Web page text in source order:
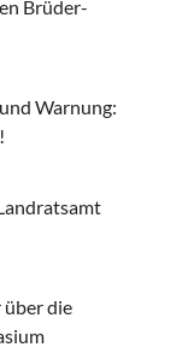
Brüder-
Warnung:
über die